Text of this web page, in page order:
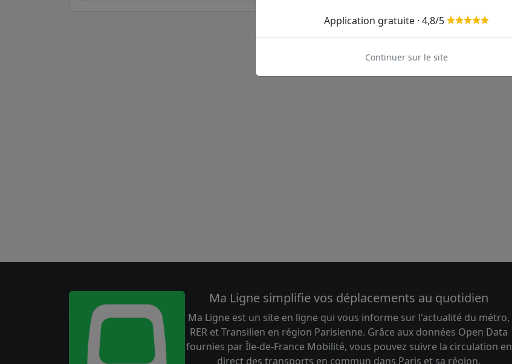
Ma Ligne simplifie vos déplacements au quotidien
Ma Ligne est un site en ligne qui vous informe sur l'actualité du métro,
RER et Transilien en région Parisienne. Grâce aux données Open Data
fournies par Île-de-France Mobilité, vous pouvez suivre la circulation en
direct des transports en commun dans Paris et sa région.
Application gratuite · 4,8/5
Continuer sur le site